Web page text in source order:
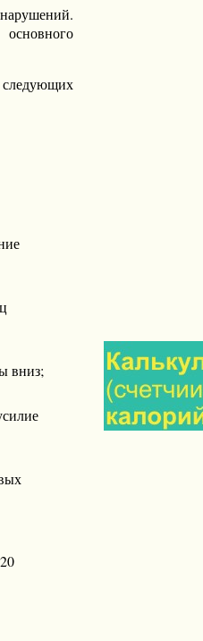
вниз;